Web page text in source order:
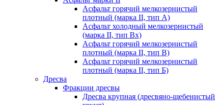
Асфальт горячий мелкозернистый
плотный (марка II, тип А)
Асфальт холодный мелкозернистый
(марка II, тип Вх)
Асфальт горячий мелкозернистый
плотный (марка II, тип В)
Асфальт горячий мелкозернистый
плотный (марка II, тип Б)
Дресва
Фракции дресвы
Дресва крупная (дресвяно-щебенистый